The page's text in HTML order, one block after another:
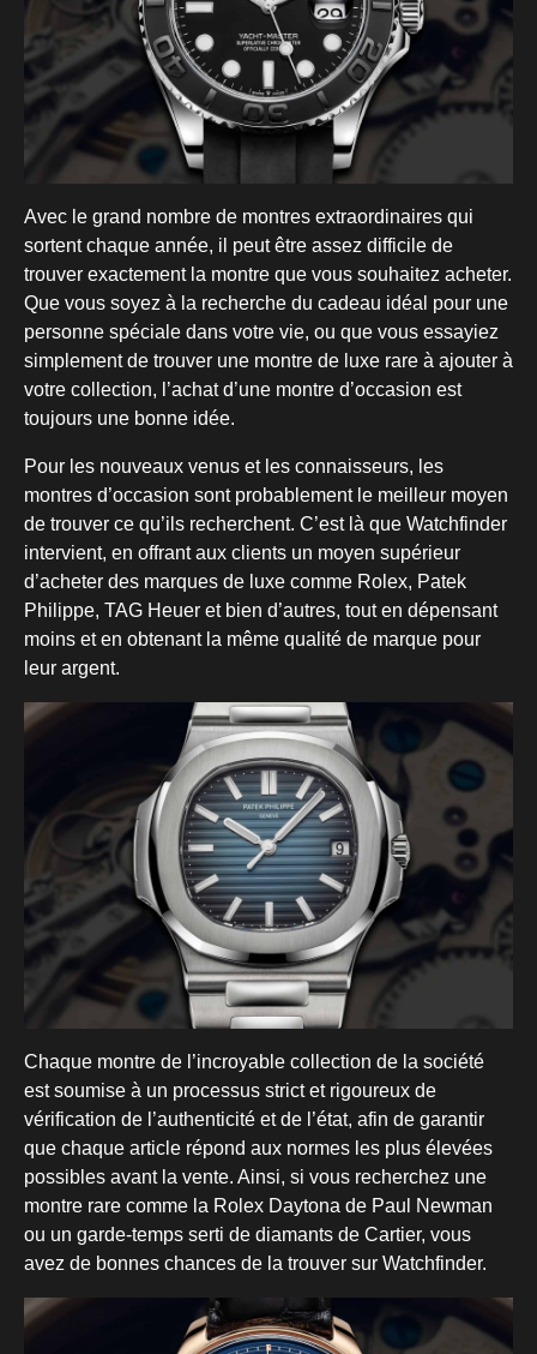
Avec le grand nombre de montres extraordinaires qui
sortent chaque année, il peut être assez difficile de
trouver exactement la montre que vous souhaitez acheter.
Que vous soyez à la recherche du cadeau idéal pour une
personne spéciale dans votre vie, ou que vous essayiez
simplement de trouver une montre de luxe rare à ajouter à
votre collection, l’achat d’une montre d’occasion est
toujours une bonne idée.
Pour les nouveaux venus et les connaisseurs, les
montres d’occasion sont probablement le meilleur moyen
de trouver ce qu’ils recherchent. C’est là que Watchfinder
intervient, en offrant aux clients un moyen supérieur
d’acheter des marques de luxe comme Rolex, Patek
Philippe, TAG Heuer et bien d’autres, tout en dépensant
moins et en obtenant la même qualité de marque pour
leur argent.
Chaque montre de l’incroyable collection de la société
est soumise à un processus strict et rigoureux de
vérification de l’authenticité et de l’état, afin de garantir
que chaque article répond aux normes les plus élevées
possibles avant la vente. Ainsi, si vous recherchez une
montre rare comme la Rolex Daytona de Paul Newman
ou un garde-temps serti de diamants de Cartier, vous
avez de bonnes chances de la trouver sur Watchfinder.